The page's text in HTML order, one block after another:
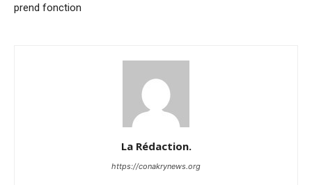
prend fonction
La Rédaction.
https://conakrynews.org